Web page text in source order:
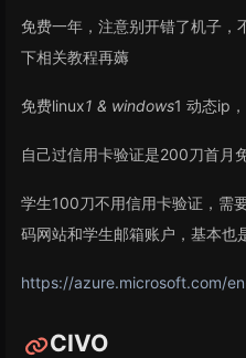
免费一年，注意别开错了机子，
下相关教程再薅
免费linux1 & windows1 动态ip
自己过信用卡验证是200刀首月
学生100刀不用信用卡验证，需
码网站和学生邮箱账户，基本也
https://azure.microsoft.com/
CIVO